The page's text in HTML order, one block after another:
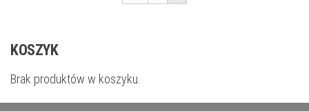
KOSZYK
Brak produktów w koszyku.